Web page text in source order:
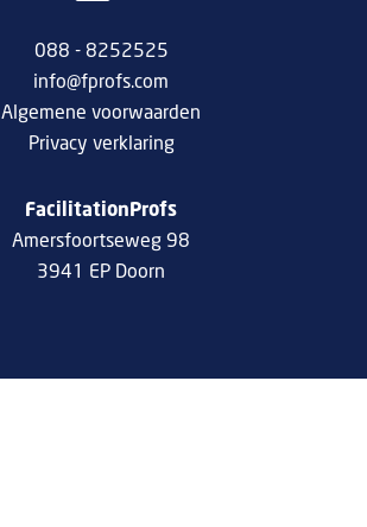
088 - 8252525
info@fprofs.com
Algemene voorwaarden
Privacy verklaring
FacilitationProfs
Amersfoortseweg 98
3941 EP Doorn